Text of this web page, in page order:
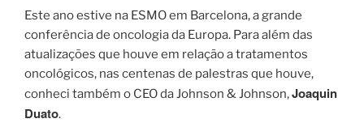
Este ano estive na ESMO em Barcelona, a grande
conferência de oncologia da Europa. Para além das
atualizações que houve em relação a tratamentos
oncológicos, nas centenas de palestras que houve,
conheci também o CEO da Johnson & Johnson,Joaquin
Duato.